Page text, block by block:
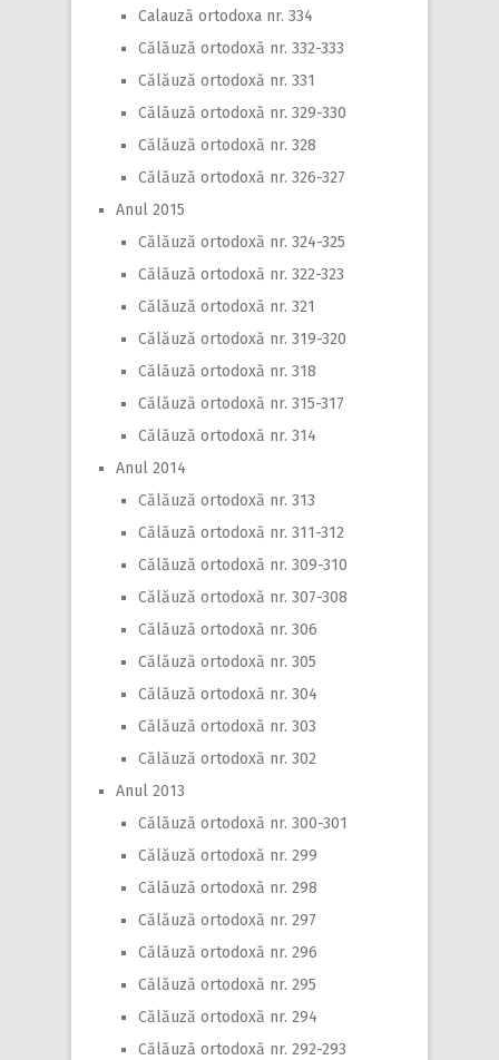
Calauză ortodoxa nr. 334
Călăuză ortodoxă nr. 332-333
Călăuză ortodoxă nr. 331
Călăuză ortodoxă nr. 329-330
Călăuză ortodoxă nr. 328
Călăuză ortodoxă nr. 326-327
Anul 2015
Călăuză ortodoxă nr. 324-325
Călăuză ortodoxă nr. 322-323
Călăuză ortodoxă nr. 321
Călăuză ortodoxă nr. 319-320
Călăuză ortodoxă nr. 318
Călăuză ortodoxă nr. 315-317
Călăuză ortodoxă nr. 314
Anul 2014
Călăuză ortodoxă nr. 313
Călăuză ortodoxă nr. 311-312
Călăuză ortodoxă nr. 309-310
Călăuză ortodoxă nr. 307-308
Călăuză ortodoxă nr. 306
Călăuză ortodoxă nr. 305
Călăuză ortodoxă nr. 304
Călăuză ortodoxă nr. 303
Călăuză ortodoxă nr. 302
Anul 2013
Călăuză ortodoxă nr. 300-301
Călăuză ortodoxă nr. 299
Călăuză ortodoxă nr. 298
Călăuză ortodoxă nr. 297
Călăuză ortodoxă nr. 296
Călăuză ortodoxă nr. 295
Călăuză ortodoxă nr. 294
Călăuză ortodoxă nr. 292-293